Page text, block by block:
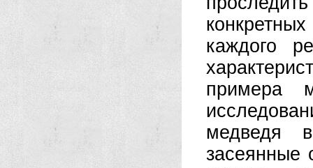
каждого
примера
медведя
засеянные